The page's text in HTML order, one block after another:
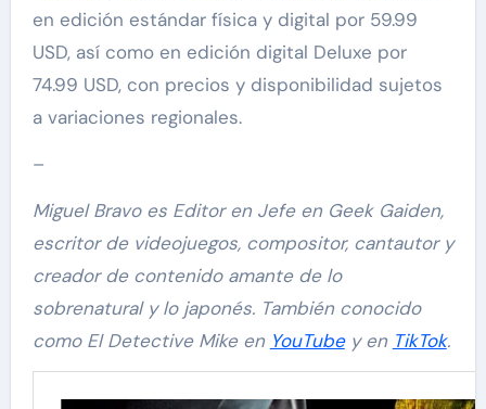
en edición estándar física y digital por 59.99
USD, así como en edición digital Deluxe por
74.99 USD, con precios y disponibilidad sujetos
a variaciones regionales.
–
Miguel Bravo es Editor en Jefe en Geek Gaiden,
escritor de videojuegos, compositor, cantautor y
creador de contenido amante de lo
sobrenatural y lo japonés. También conocido
como El Detective Mike en YouTubey en TikTok.